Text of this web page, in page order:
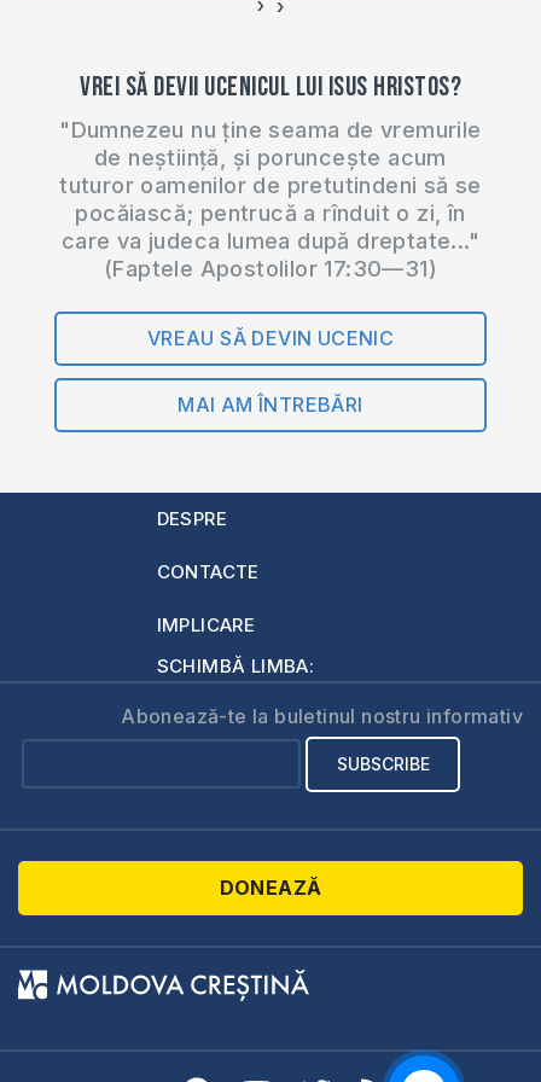
‹ ›
Vrei să devii ucenicul lui Isus Hristos?
"Dumnezeu nu ține seama de vremurile
de neștiință, și poruncește acum
tuturor oamenilor de pretutindeni să se
pocăiască; pentrucă a rînduit o zi, în
care va judeca lumea după dreptate..."
(Faptele Apostolilor 17:30—31)
VREAU SĂ DEVIN UCENIC
MAI AM ÎNTREBĂRI
DESPRE
CONTACTE
IMPLICARE
SCHIMBĂ LIMBA:
Abonează-te la buletinul nostru informativ
DONEAZĂ